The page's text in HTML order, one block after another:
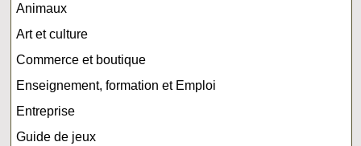
Animaux
Art et culture
Commerce et boutique
Enseignement, formation et Emploi
Entreprise
Guide de jeux